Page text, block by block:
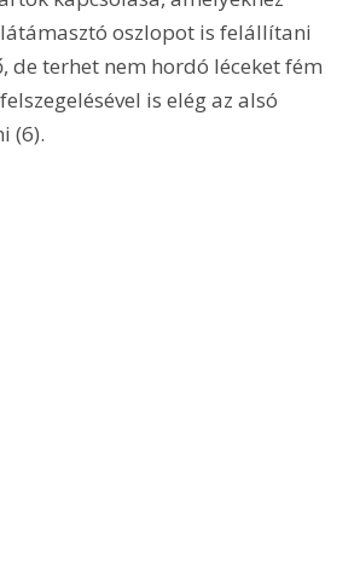
oszlopot is felállítani
de terhet nem hordó léceket fém
is elég az alsó
(6).